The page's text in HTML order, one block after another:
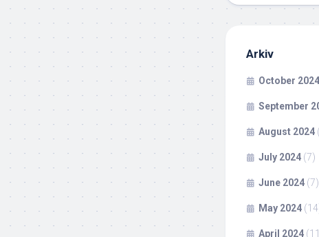
Arkiv
October 2024
September
August 2024
July 2024 (7)
June 2024 (7)
May 2024
April 2024